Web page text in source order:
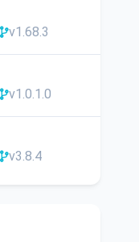
v1.68.3
v1.0.1.0
v3.8.4